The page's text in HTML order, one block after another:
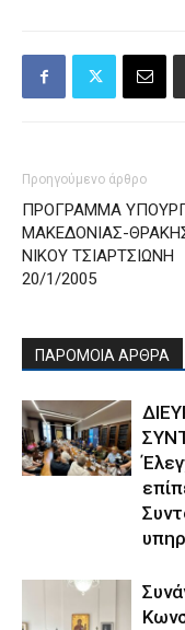
Προηγούμενο άρθρο
ΠΡΟΓΡΑΜΜΑ
ΜΑΚΕΔΟΝΙΑΣ-
ΝΙΚΟΥ ΤΣΙΑΡΤΣΙΩΝΗ
20/1/2005
ΠΑΡΟΜΟΙΑ ΑΡΘΡΑ